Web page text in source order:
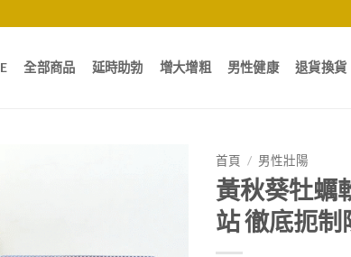
全部商品 延時助勃 增大增粗 男性健康 退貨換貨
首頁 / 男性壯陽
黃秋葵牡蠣
站 徹底扼